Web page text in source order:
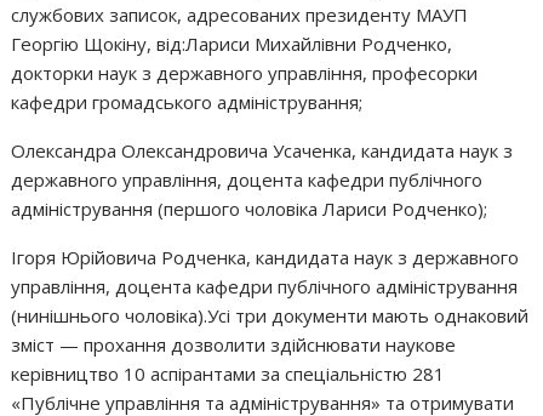
службових записок, адресованих президенту МАУП
Георгію Щокіну, від:Лариси Михайлівни Родченко,
докторки наук з державного управління, професорки
кафедри громадського адміністрування;
Олександра Олександровича Усаченка, кандидата наук з
державного управління, доцента кафедри публічного
адміністрування (першого чоловіка Лариси Родченко);
Ігоря Юрійовича Родченка, кандидата наук з державного
управління, доцента кафедри публічного адміністрування
(нинішнього чоловіка).Усі три документи мають однаковий
зміст — прохання дозволити здійснювати наукове
керівництво 10 аспірантами за спеціальністю 281
«Публічне управління та адміністрування» та отримувати